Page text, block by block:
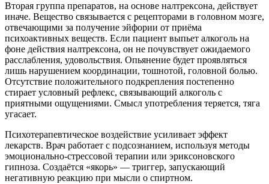
Вторая группа препаратов, на основе налтрексона, действует
иначе. Вещество связывается с рецепторами в головном мозге,
отвечающими за получение эйфории от приёма
психоактивных веществ. Если пациент выпьет алкоголь на
фоне действия налтрексона, он не почувствует ожидаемого
расслабления, удовольствия. Опьянение будет проявляться
лишь нарушением координации, тошнотой, головной болью.
Отсутствие положительного подкрепления постепенно
стирает условный рефлекс, связывающий алкоголь с
приятными ощущениями. Смысл употребления теряется, тяга
угасает.
Психотерапевтическое воздействие усиливает эффект
лекарств. Врач работает с подсознанием, используя методы
эмоционально-стрессовой терапии или эриксоновского
гипноза. Создаётся «якорь» — триггер, запускающий
негативную реакцию при мысли о спиртном.